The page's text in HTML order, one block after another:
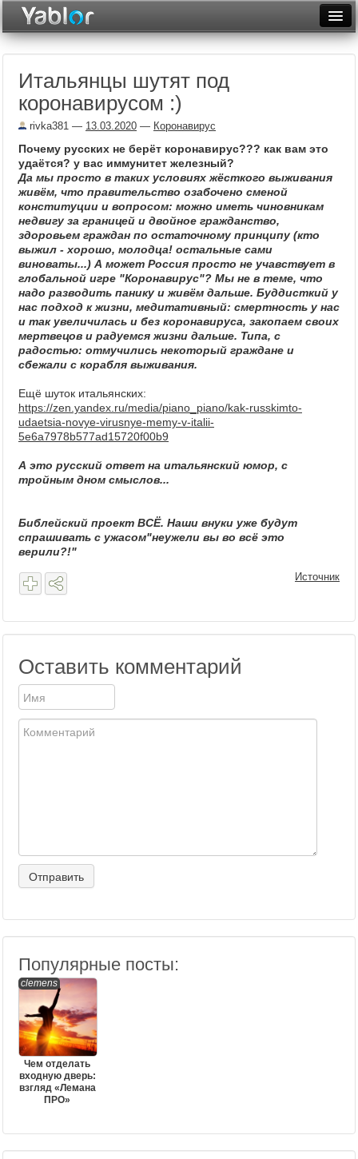
Неделя
Месяц
Архив
Фототоп
Видеотоп
Итальянцы шутят под
коронавирусом :)
rivka381 — 13.03.2020 — Коронавирус
Почему русских не берёт коронавирус??? как вам это
удаётся? у вас иммунитет железный?
Да мы просто в таких условиях жёсткого выживания
живём, что правительство озабочено сменой
конституции и вопросом: можно иметь чиновникам
недвигу за границей и двойное гражданство,
здоровьем граждан по остаточному принципу (кто
выжил - хорошо, молодца! остальные сами
виноваты...) А может Россия просто не учавствует в
глобальной игре "Коронавирус"? Мы не в теме, что
надо разводить панику и живём дальше. Буддисткий у
нас подход к жизни, медитативный: смертность у нас
и так увеличилась и без коронавируса, закопаем своих
мертвецов и радуемся жизни дальше. Типа, с
радостью: отмучились некоторый граждане и
сбежали с корабля выживания.
Ещё шуток итальянских:
https://zen.yandex.ru/media/piano_piano/kak-russkimto-
udaetsia-novye-virusnye-memy-v-italii-
5e6a7978b577ad15720f00b9
А это русский ответ на итальянский юмор, с
тройным дном смыслов...
Библейский проект ВСЁ. Наши внуки уже будут
спрашивать с ужасом"неужели вы во всё это
верили?!"
Источник
Оставить комментарий
Популярные посты:
clemens
Чем отделать
входную дверь:
взгляд «Лемана
ПРО»